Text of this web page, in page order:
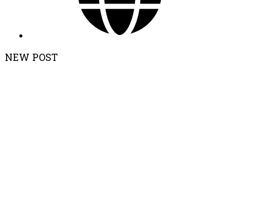
NEW POST